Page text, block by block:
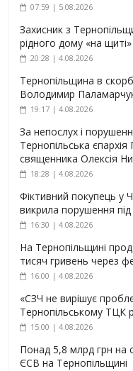
07:59 | 5.08.2026
Захисник з
рідного дому «на щиті»
20:28 | 4.08.2026
Тернопільщина в
Володимир
19:17 | 4.08.2026
За непослух і
Тернопільська
священника Олексія
18:28 | 4.08.2026
Фіктивний покупець у
викрила порушення під
16:30 | 4.08.2026
На Тернопільщині
тисяч гривень через
16:00 | 4.08.2026
«СЗЧ не вирішує
Тернопільському ТЦК
15:00 | 4.08.2026
Понад 5,8 млрд грн на
ЄСВ на Тернопільщині